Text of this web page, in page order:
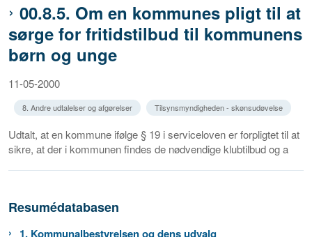
00.8.5. Om en kommunes pligt til at
sørge for fritidstilbud til kommunens
børn og unge
11-05-2000
8. Andre udtalelser og afgørelser Tilsynsmyndigheden - skønsudøvelse
Udtalt, at en kommune ifølge § 19 i serviceloven er forpligtet til at
sikre, at der i kommunen findes de nødvendige klubtilbud og a
Resumédatabasen
1. Kommunalbestyrelsen og dens udvalg